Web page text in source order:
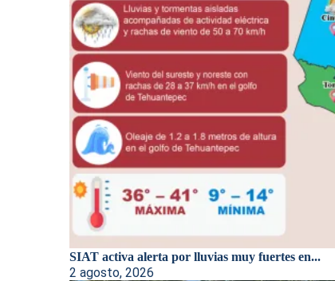
SIAT activa alerta por lluvias muy fuertes en...
2 agosto, 2026